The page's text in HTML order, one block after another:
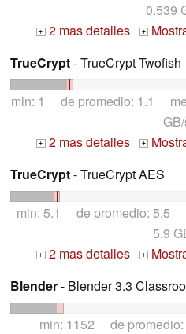
0.539
+ 2 mas detalles +
TrueCrypt- TrueCrypt Twofish
min: 1 de promedio: 1.1
+ 2 mas detalles +
TrueCrypt- TrueCrypt AES
min: 5.1 de promedio: 5.5
5.9
+ 2 mas detalles +
Blender- Blender 3.3
min: 1152 de